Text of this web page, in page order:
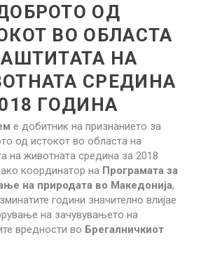
ОД
ВО ОБЛАСТА
НА
СРЕДИНА
ГОДИНА
e добитник на признанието за
од истокот во областа на
на животната средина за 2018
координатор на Програмата за
на природата во Македонија,
години значително влијае
на зачувувањето на
вредности во Брегалничкиот